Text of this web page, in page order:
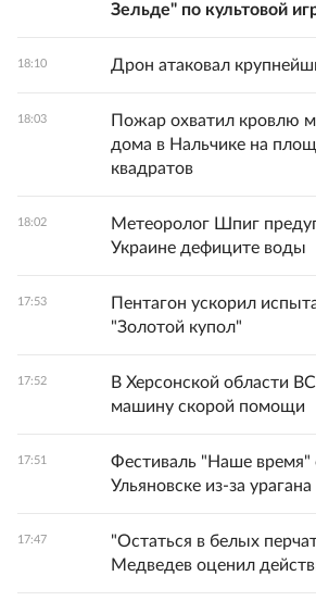
Зельде" по культовой
18:10 Дрон атаковал
18:03
Пожар охватил кровлю
дома в Нальчике на
квадратов
18:02
Метеоролог Шпиг
Украине дефиците воды
17:53
Пентагон ускорил
"Золотой купол"
17:52
В Херсонской области
машину скорой помощи
17:51
Фестиваль "Наше время"
Ульяновске из-за урагана
17:47
"Остаться в белых
Медведев оценил